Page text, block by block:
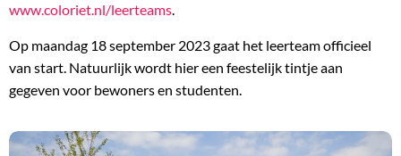
www.coloriet.nl/leerteams.
Op maandag 18 september 2023 gaat het leerteam officieel
van start. Natuurlijk wordt hier een feestelijk tintje aan
gegeven voor bewoners en studenten.